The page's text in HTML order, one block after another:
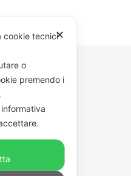
(AR)
Email:
✕
cookie tecnici
o
premendo i